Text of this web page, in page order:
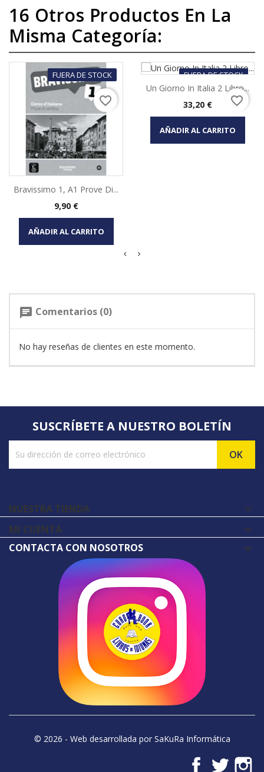
16 Otros Productos En La
Misma Categoría:
FUERA DE STOCK
Bravissimo 1, A1 Prove Di...
Precio
9,90 €
AÑADIR AL CARRITO
favorite_border
FUERA DE STOCK
Un Giorno In Italia 2 Libro...
Precio
33,20 €
AÑADIR AL CARRITO
favorite_border
chat Comentarios (0)
No hay reseñas de clientes en este momento.
SUSCRÍBETE A NUESTRO BOLETÍN
NUESTRA TIENDA 
MI CUENTA 
CONTACTA CON NOSOTROS
© 2026 - Web desarrollada por SaKuRa Informática